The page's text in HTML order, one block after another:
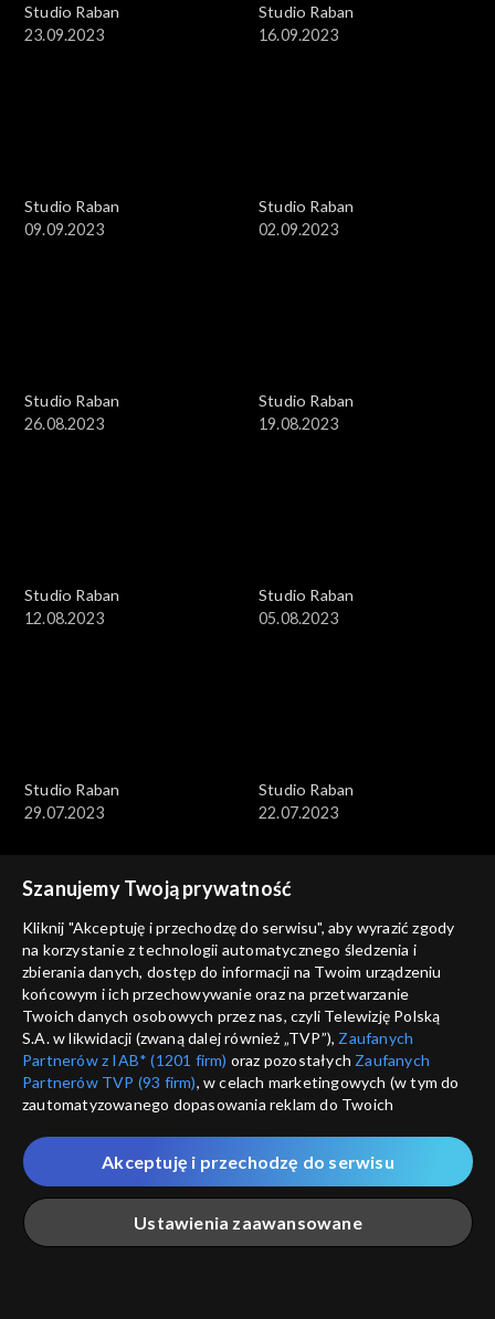
Studio Raban
23.09.2023
Studio Raban
16.09.2023
Studio Raban
09.09.2023
Studio Raban
02.09.2023
Studio Raban
26.08.2023
Studio Raban
19.08.2023
Studio Raban
12.08.2023
Studio Raban
05.08.2023
Studio Raban
29.07.2023
Studio Raban
22.07.2023
Studio Raban
15.07.2023
Studio Raban
08.07.2023
Studio Raban
01.07.2023
Studio Raban
24.06.2023
Szanujemy Twoją prywatność
Kliknij "Akceptuję i przechodzę do serwisu", aby wyrazić zgody
na korzystanie z technologii automatycznego śledzenia i
zbierania danych, dostęp do informacji na Twoim urządzeniu
końcowym i ich przechowywanie oraz na przetwarzanie
Twoich danych osobowych przez nas, czyli Telewizję Polską
S.A. w likwidacji (zwaną dalej również „TVP”), Zaufanych
Partnerów z IAB* (1201 firm) oraz pozostałych Zaufanych
Partnerów TVP (93 firm), w celach marketingowych (w tym do
zautomatyzowanego dopasowania reklam do Twoich
które wskazujemy poniżej, a także zgody na udostępnianie
przez nas identyfikatora PPID do Google.
Twoje dane osobowe zbierane podczas odwiedzania przez
Ciebie naszych
poszczególnych serwisówzwanych dalej
„Portalem”, w tym informacje zapisywane za pomocą
Ustawienia zaawansowane
Akceptuję i przechodzę do serwisu